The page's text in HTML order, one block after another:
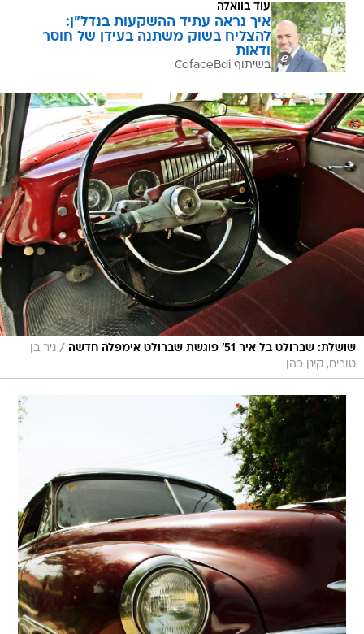
עוד בוואלה
איך נראה עתיד ההשקעות בנדל"ן:
להצליח בשוק משתנה בעידן של חוסר
ודאות
בשיתוף CofaceBdi
שושלת: שברולט בל איר 51' פוגשת שברולט אימפלה חדשה / ניר בן
טובים, קינן כהן